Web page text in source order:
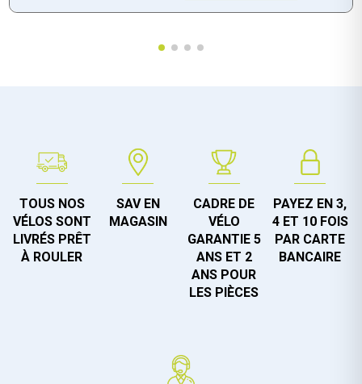
TOUS NOS
VÉLOS SONT
LIVRÉS PRÊT
À ROULER
SAV EN
MAGASIN
CADRE DE
VÉLO
GARANTIE 5
ANS ET 2
ANS POUR
LES PIÈCES
PAYEZ EN 3,
4 ET 10 FOIS
PAR CARTE
BANCAIRE